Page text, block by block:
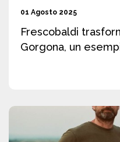
01 Agosto 2025
Frescobaldi
Gorgona, un